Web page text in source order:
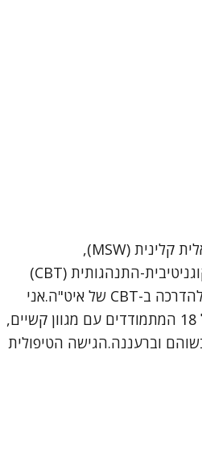
שמי ורוניקה, עובדת סוציאלית קלינית (MSW),
פסיכותרפיסטית ומטפלת קוגניטיבית-התנהגותית (CBT)
מוסמכת, בתהליך הסמכה להדרכה ב-CBT של איט"ה.אני
מטפלת במבוגרים מעל גיל 18 המתמודדים עם מגוון קשיים,
וברעננה.הגישה הטיפולית